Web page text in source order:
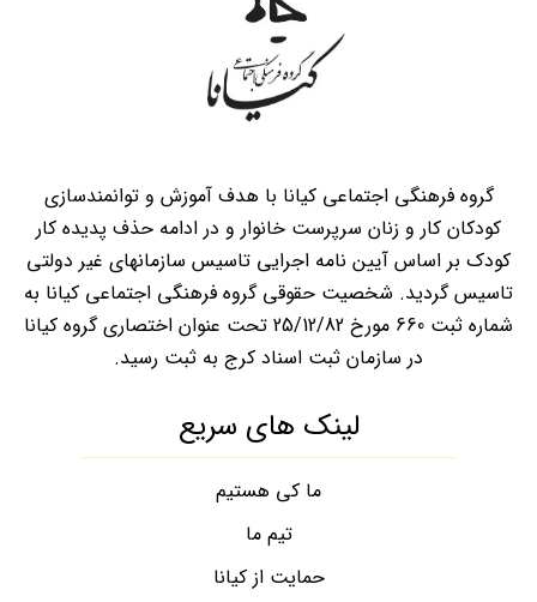
گروه فرهنگی اجتماعی کیانا با هدف آموزش و توانمندسازی
کودکان کار و زنان سرپرست خانوار و در ادامه حذف پدیده کار
کودک بر اساس آیین نامه اجرایی تاسیس سازمانهای غیر دولتی
تاسیس گردید. شخصیت حقوقی گروه فرهنگی اجتماعی کیانا به
شماره ثبت 660 مورخ 25/12/82 تحت عنوان اختصاری گروه کیانا
در سازمان ثبت اسناد کرج به ثبت رسید.
لینک های سریع
ما کی هستیم
تیم ما
حمایت از کیانا